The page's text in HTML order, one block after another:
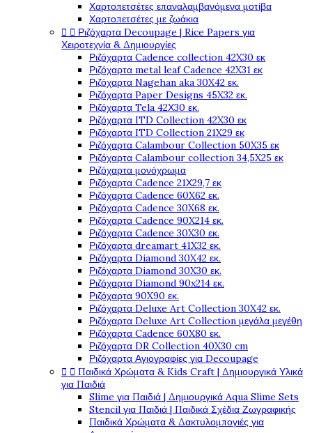
Χαρτοπετσέτες επαναλαμβανόμενα μοτίβα
Χαρτοπετσέτες με ζωάκια
  Ριζόχαρτα Decoupage | Rice Papers για
Χειροτεχνία & Δημιουργίες
Ριζόχαρτα Cadence collection 42X30 εκ
Ριζόχαρτα metal leaf Cadence 42X31 εκ
Ριζόχαρτα Nagehan aka 30X42 εκ.
Ριζόχαρτα Paper Designs 45X32 εκ.
Ριζόχαρτα Tela 42Χ30 εκ.
Ριζόχαρτα ITD Collection 42X30 εκ
Ριζόχαρτα ITD Collection 21X29 εκ
Ριζόχαρτα Calambour Collection 50X35 εκ
Ριζόχαρτα Calambour collection 34,5X25 εκ
Ριζόχαρτα μονόχρωμα
Ριζόχαρτα Cadence 21Χ29,7 εκ
Ριζόχαρτα Cadence 60X62 εκ.
Ριζόχαρτα Cadence 30X68 εκ.
Ριζόχαρτα Cadence 90X214 εκ.
Ριζόχαρτα Cadence 30X30 εκ.
Ριζόχαρτα dreamart 41X32 εκ.
Ριζόχαρτα Diamond 30X42 εκ.
Ριζόχαρτα Diamond 30X30 εκ.
Ριζόχαρτα Diamond 90x214 εκ.
Ριζόχαρτα 90X90 εκ.
Ριζόχαρτα Deluxe Art Collection 30X42 εκ.
Ριζόχαρτα Deluxe Art Collection μεγάλα μεγέθη
Ριζόχαρτα Cadence 60X80 εκ.
Ριζόχαρτα DR Collection 40X30 cm
Ριζόχαρτα Αγιογραφίες για Decoupage
  Παιδικά Χρώματα & Kids Craft | Δημιουργικά Υλικά
για Παιδιά
Slime για Παιδιά | Δημιουργικά Aqua Slime Sets
Stencil για Παιδιά | Παιδικά Σχέδια Ζωγραφικής
Παιδικά Χρώματα & Δακτυλομπογιές για